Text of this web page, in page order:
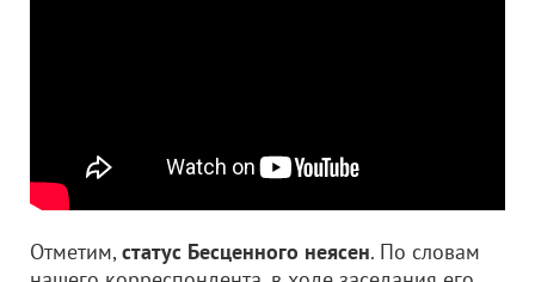
Отметим,статус Бесценного неясен. По словам